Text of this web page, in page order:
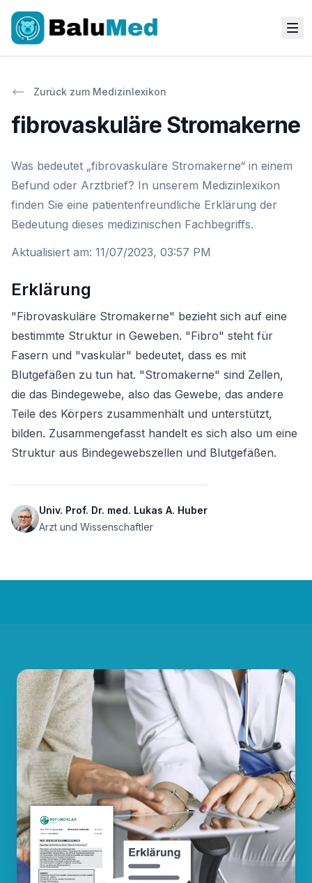
Zurück zum Medizinlexikon
fibrovaskuläre Stromakerne
Was bedeutet „fibrovaskuläre Stromakerne“ in einem
Befund oder Arztbrief? In unserem Medizinlexikon
finden Sie eine patientenfreundliche Erklärung der
Bedeutung dieses medizinischen Fachbegriffs.
Aktualisiert am: 11/07/2023, 03:57 PM
Erklärung
"Fibrovaskuläre Stromakerne" bezieht sich auf eine
bestimmte Struktur in Geweben. "Fibro" steht für
Fasern und "vaskulär" bedeutet, dass es mit
Blutgefäßen zu tun hat. "Stromakerne" sind Zellen,
die das Bindegewebe, also das Gewebe, das andere
Teile des Körpers zusammenhält und unterstützt,
bilden. Zusammengefasst handelt es sich also um eine
Struktur aus Bindegewebszellen und Blutgefäßen.
Univ. Prof. Dr. med. Lukas A. Huber
Arzt und Wissenschaftler